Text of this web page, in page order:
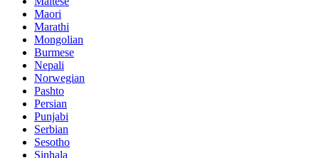
Maori
Marathi
Mongolian
Burmese
Nepali
Norwegian
Pashto
Persian
Punjabi
Serbian
Sesotho
Sinhala